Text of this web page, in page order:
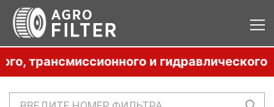
и гидравлического